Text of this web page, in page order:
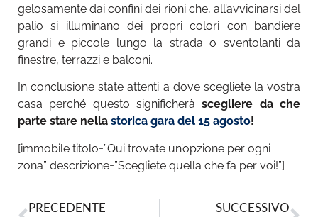
gelosamente dai confini dei rioni che, all’avvicinarsi del
palio si illuminano dei propri colori con bandiere
grandi e piccole lungo la strada o sventolanti da
finestre, terrazzi e balconi.
In conclusione state attenti a dove scegliete la vostra
casa perché questo significherà scegliere da che
parte stare nella storica gara del 15 agosto!
[immobile titolo=”Qui trovate un’opzione per ogni
zona” descrizione=”Scegliete quella che fa per voi!”]
PRECEDENTE SUCCESSIVO